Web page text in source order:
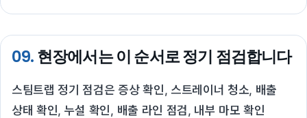
09.현장에서는 이 순서로 정기 점검합니다
스팀트랩 정기 점검은 증상 확인, 스트레이너 청소, 배출
상태 확인, 누설 확인, 배출 라인 점검, 내부 마모 확인